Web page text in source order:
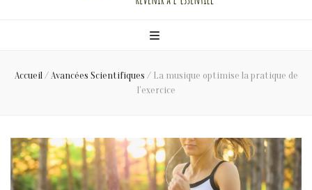
Santé
Originelle
Accueil / Avancées Scientifiques / La musique optimise la pratique de
l’exercice